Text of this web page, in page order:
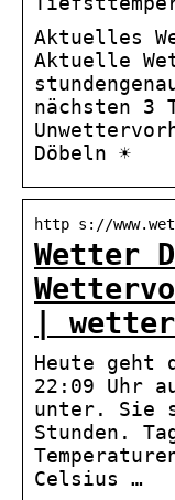
Aktuelles
Aktuelle
nächsten 3
Döbeln ☀
http s://
Wetter
|
Heute geht
22:09 Uhr
unter. Sie
Stunden.
Celsius …